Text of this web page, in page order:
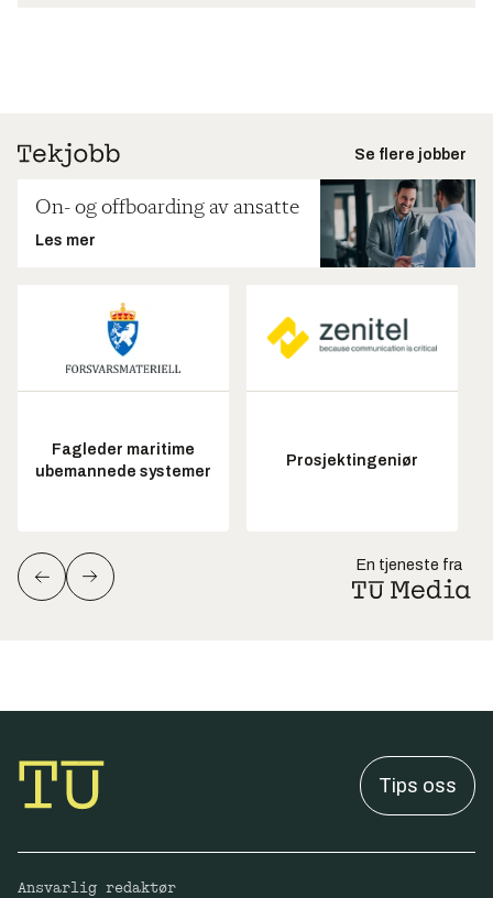
Se flere jobber
On- og offboarding av ansatte
Les mer
Fagleder maritime
ubemannede systemer
Prosjektingeniør
En tjeneste fra
Tips oss
Ansvarlig redaktør